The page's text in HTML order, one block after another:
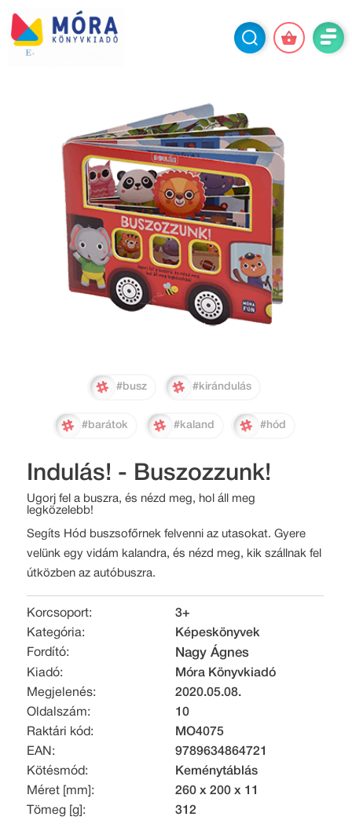
#busz #kirándulás
#barátok #kaland #hód
Indulás! - Buszozzunk!
Ugorj fel a buszra, és nézd meg, hol áll meg
legközelebb!
Segíts Hód buszsofőrnek felvenni az utasokat. Gyere
velünk egy vidám kalandra, és nézd meg, kik szállnak fel
útközben az autóbuszra.
Korcsoport:
3+
Kategória:
Képeskönyvek
Fordító:
Nagy Ágnes
Kiadó:
Móra Könyvkiadó
Megjelenés:
2020.05.08.
Oldalszám:
10
Raktári kód:
MO4075
EAN:
9789634864721
Kötésmód:
Keménytáblás
Méret [mm]:
260 x 200 x 11
Tömeg [g]:
312